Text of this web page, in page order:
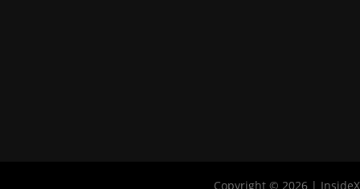
Copyright © 2026 |